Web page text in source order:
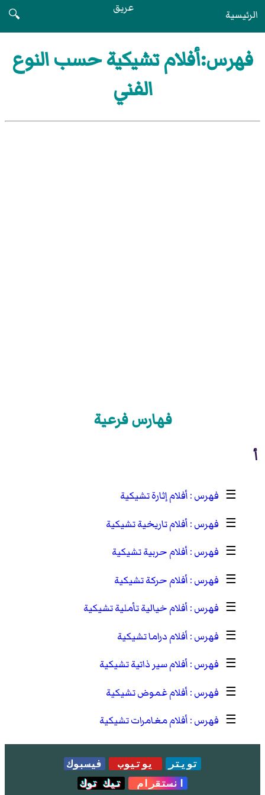
الرئيسية عريق
🔍
فهرس:أفلام تشيكية حسب النوع
الفني
فهارس فرعية
أ
☰
أفلام إثارة تشيكية
☰
أفلام تاريخية تشيكية
☰
أفلام حربية تشيكية
☰
أفلام حركة تشيكية
☰
أفلام خيالية تأملية تشيكية
☰
أفلام دراما تشيكية
☰
أفلام سير ذاتية تشيكية
☰
أفلام غموض تشيكية
☰
أفلام مغامرات تشيكية
تويتر يوتيوب
فيسبوك
انستقرام
تيك توك